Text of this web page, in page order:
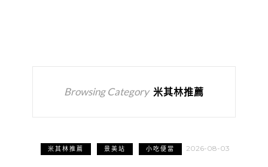
Browsing Category 米其林推薦
米其林推薦 景美站 小吃便當 2026-08-03